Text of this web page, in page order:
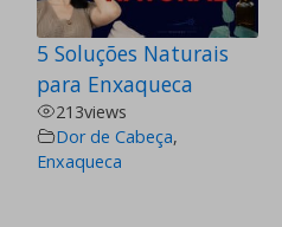
5 Soluções Naturais
para Enxaqueca
213views
Dor de Cabeça,
Enxaqueca